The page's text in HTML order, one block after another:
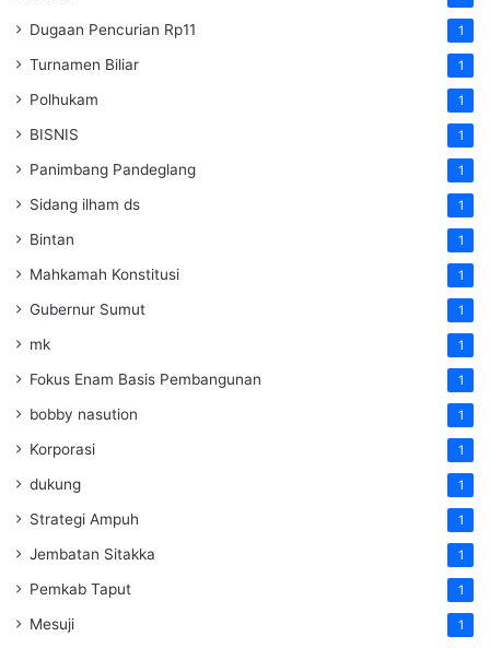
Dugaan Pencurian Rp11 1
Turnamen Biliar 1
Polhukam 1
BISNIS 1
Panimbang Pandeglang 1
Sidang ilham ds 1
Bintan 1
Mahkamah Konstitusi 1
Gubernur Sumut 1
mk 1
Fokus Enam Basis Pembangunan 1
bobby nasution 1
Korporasi 1
dukung 1
Strategi Ampuh 1
Jembatan Sitakka 1
Pemkab Taput 1
Mesuji 1